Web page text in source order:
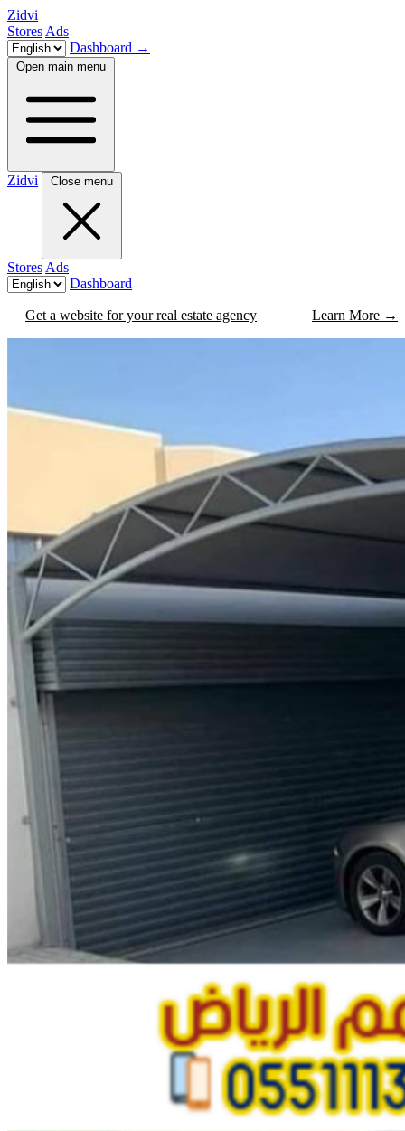
Zidvi
Stores Ads
Dashboard →
Open main menu
Zidvi Close menu
Stores Ads
Dashboard
Get a website for your real estate agency Learn More →